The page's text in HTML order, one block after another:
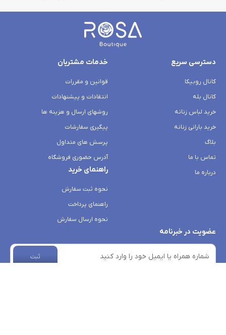
دسترسی سریع
کانال روبیکا
کانال بله
خرید لباس زنانه
خرید بارانی زنانه
بلاگ
تماس با ما
درباره ما
خدمات مشتریان
قوانین و مقررات
انتقادات و پیشنهادات
روشهای ارسال و هزینه ها
پیگیری سفارشات
پرسش های متداول
آدرس حضوری فروشگاه
راهنمای خرید
نحوه ثبت سفارش
راهنمای پرداخت
نحوه ارسال سفارش
عضویت در خبرنامه
ثبت